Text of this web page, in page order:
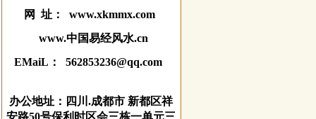
网 址： www.xkmmx.com
www.中国易经风水.cn
EMaiL： 562853236@qq.com
办公地址：四川.成都市 新都区祥